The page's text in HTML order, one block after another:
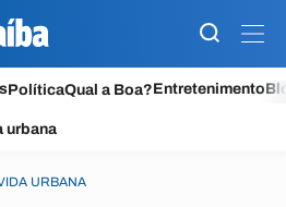
PolíticaQual a Boa?Entretenimento
urbana
URBANA